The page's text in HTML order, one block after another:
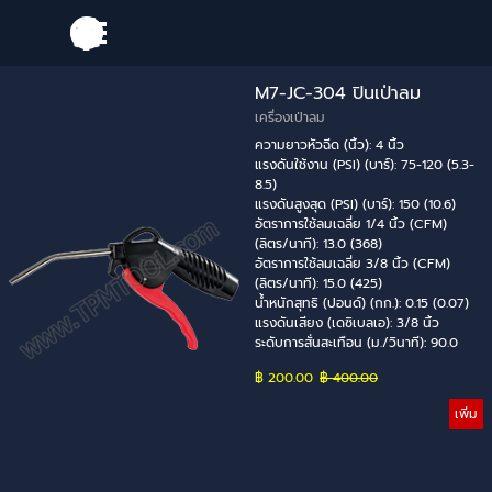
Skip menu
M7-JC-304 ปินเป่าลม
เครื่องเป่าลม
ความยาวหัวฉีด (นิ้ว): 4 นิ้ว
แรงดันใช้งาน (PSI) (บาร์): 75-120 (5.3-
8.5)
แรงดันสูงสุด (PSI) (บาร์): 150 (10.6)
อัตราการใช้ลมเฉลี่ย 1/4 นิ้ว (CFM)
(ลิตร/นาที): 13.0 (368)
อัตราการใช้ลมเฉลี่ย 3/8 นิ้ว (CFM)
(ลิตร/นาที): 15.0 (425)
น้ำหนักสุทธิ (ปอนด์) (กก.): 0.15 (0.07)
แรงดันเสียง (เดซิเบลเอ): 3/8 นิ้ว
ระดับการสั่นสะเทือน (ม./วินาที): 90.0
฿ 200.00 Price without discount
฿ 400.00
เพิ่ม